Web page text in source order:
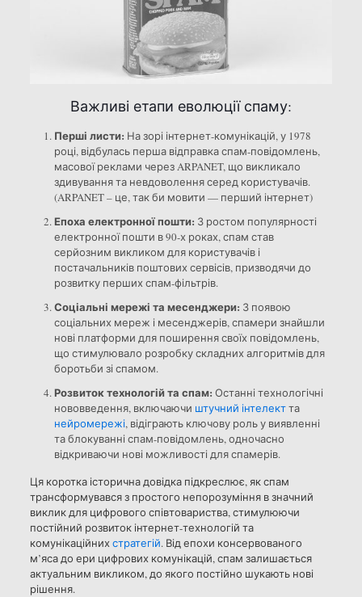
Важливі етапи еволюції спаму:
Перші листи: На зорі інтернет-комунікацій, у 1978
році, відбулась перша відправка спам-повідомлень,
масової реклами через ARPANET, що викликало
здивування та невдоволення серед користувачів.
(ARPANET – це, так би мовити — перший інтернет)
Епоха електронної пошти: З ростом популярності
електронної пошти в 90-х роках, спам став
серйозним викликом для користувачів і
постачальників поштових сервісів, призводячи до
розвитку перших спам-фільтрів.
Соціальні мережі та месенджери: З появою
соціальних мереж і месенджерів, спамери знайшли
нові платформи для поширення своїх повідомлень,
що стимулювало розробку складних алгоритмів для
боротьби зі спамом.
Розвиток технологій та спам: Останні технологічні
нововведення, включаючи штучний інтелектта
нейромережі, відіграють ключову роль у виявленні
та блокуванні спам-повідомлень, одночасно
відкриваючи нові можливості для спамерів.
Ця коротка історична довідка підкреслює, як спам
трансформувався з простого непорозуміння в значний
виклик для цифрового співтовариства, стимулюючи
постійний розвиток інтернет-технологій та
комунікаційнихстратегій. Від епохи консервованого
м’яса до ери цифрових комунікацій, спам залишається
актуальним викликом, до якого постійно шукають нові
рішення.